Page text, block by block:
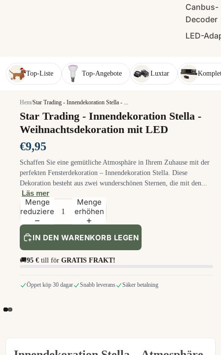
Canbus-
Decoder
LED-
Top-Liste Top-Angebote Luxtar
Hem/Star Trading - Innendekoration Stella - ...
Star Trading - Innendekoration Stella -
Weihnachtsdekoration mit LED
€9,95
Schaffen Sie eine gemütliche Atmosphäre in Ihrem Zuhause mit der
perfekten Fensterdekoration – Innendekoration Stella. Diese
Dekoration besteht aus zwei wunderschönen Sternen, die mit den...
Läs mer
Menge
reduzieren
Menge
erhöhen
IN DEN WARENKORB LEGEN
🚚95 € till för GRATIS FRAKT!
Öppet köp 30 dagar Snabb leverans Säker betalning